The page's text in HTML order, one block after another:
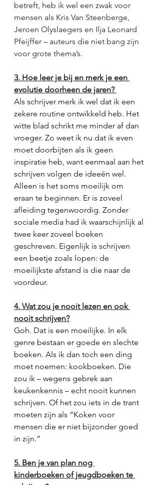
betreft, heb ik wel een zwak voor
mensen als Kris Van Steenberge,
Jeroen Olyslaegers en Ilja Leonard
Pfeijffer – auteurs die niet bang zijn
voor grote thema’s.
3. Hoe leer je bij en merk je een
evolutie doorheen de jaren?
Als schrijver merk ik wel dat ik een
zekere routine ontwikkeld heb. Het
witte blad schrikt me minder af dan
vroeger. Zo weet ik nu dat ik even
moet doorbijten als ik geen
inspiratie heb, want eenmaal aan het
schrijven volgen de ideeën wel.
Alleen is het soms moeilijk om
eraan te beginnen. Er is zoveel
afleiding tegenwoordig. Zonder
sociale media had ik waarschijnlijk al
twee keer zoveel boeken
geschreven. Eigenlijk is schrijven
een beetje zoals lopen: de
moeilijkste afstand is die naar de
voordeur.
4. Wat zou je nooit lezen en ook
nooit schrijven?
Goh. Dat is een moeilijke. In elk
genre bestaan er goede en slechte
boeken. Als ik dan toch een ding
moet noemen: kookboeken. Die
zou ik – wegens gebrek aan
keukenkennis – echt nooit kunnen
schrijven. Of het zou iets in de trant
moeten zijn als “Koken voor
mensen die er niet bijzonder goed
in zijn.”
5. Ben je van plan nog
kinderboeken of jeugdboeken te